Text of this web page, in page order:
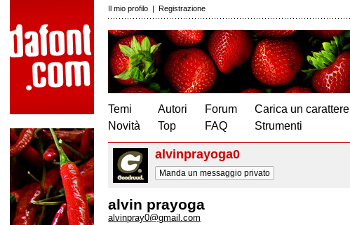
Il mio profilo | Registrazione
Temi
Novità
Autori
Top
Forum
FAQ
Carica un carattere
Strumenti
alvinprayoga0
Manda un messaggio privato
alvin prayoga
alvinpray0@gmail.com